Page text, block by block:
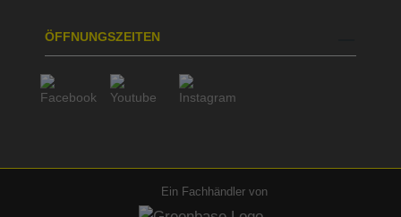
ÖFFNUNGSZEITEN
Ein Fachhändler von